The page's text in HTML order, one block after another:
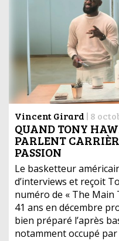
Vincent Girard | 8
QUAND TONY
PARLENT
PASSION
Le basketteur
d’interviews et reçoit
numéro de « The Main
41 ans en décembre
bien préparé l’après
notamment occupé